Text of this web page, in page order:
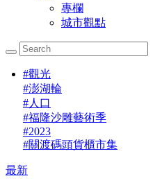
專欄
城市觀點
#觀光
#澎湖輪
#人口
#福隆沙雕藝術季
#2023
#關渡碼頭貨櫃市集
最新